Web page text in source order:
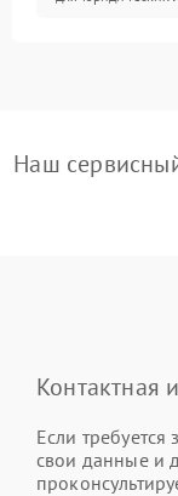
Наш
Контактная
Если требуется
свои данные и